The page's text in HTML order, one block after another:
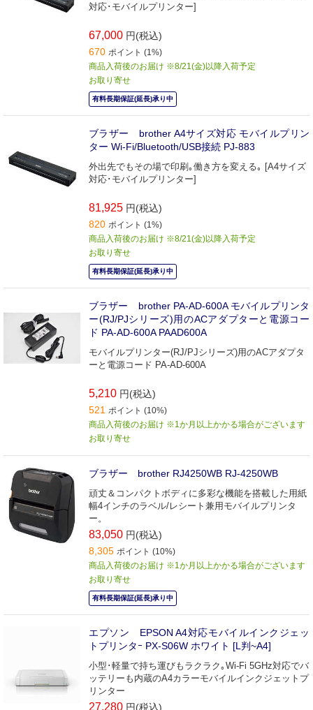
対応･モバイルプリンター]
67,000 円(税込)
670 ポイント (1%)
商品入荷後のお届け ※8/21(金)以降入荷予定
お取り寄せ
有料長期保証(延長)承り中
ブラザー brother A4サイズ対応 モバイルプリン
ター Wi-Fi/Bluetooth/USB接続 PJ-883
外出先でもその場で印刷｡働き方を変える｡ [A4サイズ
対応･モバイルプリンター]
81,925 円(税込)
820 ポイント (1%)
商品入荷後のお届け ※8/21(金)以降入荷予定
お取り寄せ
有料長期保証(延長)承り中
ブラザー brother PA-AD-600A モバイルプリンタ
ー(RJ/PJシリーズ)用のACアダプターと電源コー
ド PA-AD-600A PAAD600A
モバイルプリンター(RJ/PJシリーズ)用のACアダプタ
ーと電源コード PA-AD-600A
5,210 円(税込)
521 ポイント (10%)
商品入荷後のお届け ※1か月以上かかる場合がございます
お取り寄せ
ブラザー brother RJ4250WB RJ-4250WB
頑丈＆コンパクトボディに多彩な機能を搭載した用紙
幅4インチのラベル/レシート兼用モバイルプリンタ
ー。
83,050 円(税込)
8,305 ポイント (10%)
商品入荷後のお届け ※1か月以上かかる場合がございます
お取り寄せ
有料長期保証(延長)承り中
エプソン EPSON A4対応モバイルインクジェッ
トプリンタｰ PX-S06W ホワイト [L判~A4]
小型･軽量で持ち運びもラクラク｡Wi-Fi 5GHz対応でバ
ッテリーも内蔵のA4カラーモバイルインクジェットプ
リンター
27,280 円(税込)